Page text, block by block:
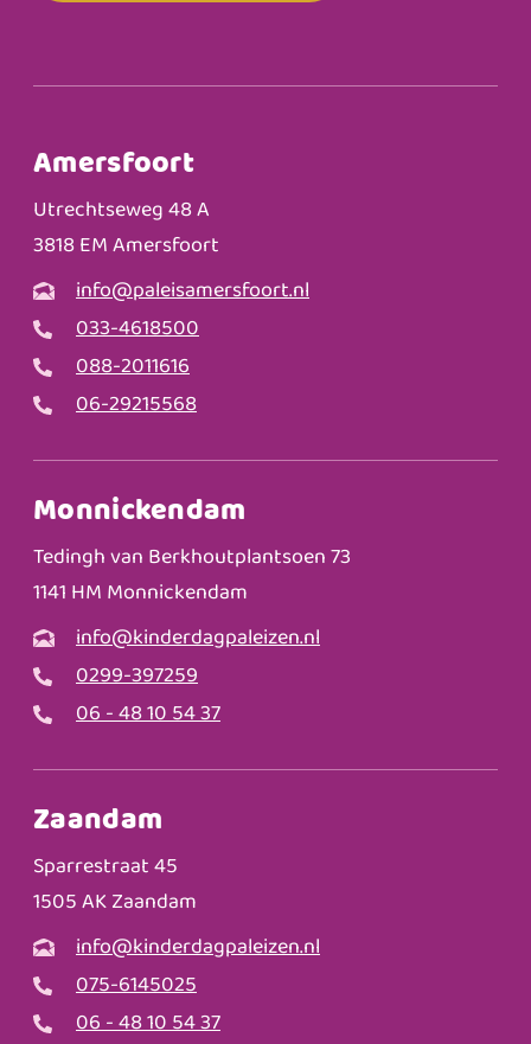
Amersfoort
Utrechtseweg 48 A
3818 EM Amersfoort
info@paleisamersfoort.nl
033-4618500
088-2011616
06-29215568
Monnickendam
Tedingh van Berkhoutplantsoen 73
1141 HM Monnickendam
info@kinderdagpaleizen.nl
0299-397259
06 - 48 10 54 37
Zaandam
Sparrestraat 45
1505 AK Zaandam
info@kinderdagpaleizen.nl
075-6145025
06 - 48 10 54 37